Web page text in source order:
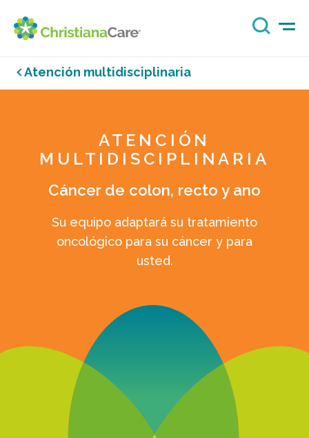
Atención multidisciplinaria
ATENCIÓN
MULTIDISCIPLINARIA
Cáncer de colon, recto y ano
Su equipo adaptará su tratamiento
oncológico para su cáncer y para
usted.